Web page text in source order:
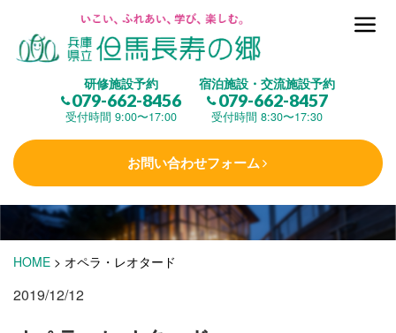
研修施設予約
079-662-8456
受付時間 9:00〜17:00
宿泊施設・交流施設予約
079-662-8457
受付時間 8:30〜17:30
お問い合わせフォーム
但馬長寿の郷とは
(研修施設)
楽しむ
学 ぶ(健康福祉)
泊まる (宿泊)
HOME > オペラ・レオタード
2019/12/12